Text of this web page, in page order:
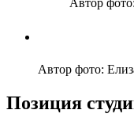
Автор
Автор фото:
Позиция